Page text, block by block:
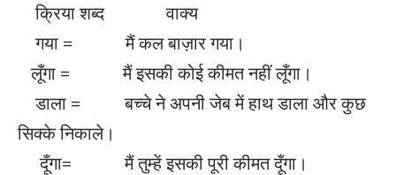
क्रिया शब्द वाक्य
गया = मैं कल बाज़ार गया।
लूँगा = मैं इसकी कोई कीमत नहीं लूँगा।
डाला = बच्चे ने अपनी जेब में हाथ डाला और कुछ
सिक्के निकाले।
दूँगा= मैं तुम्हें इसकी पूरी कीमत दूँगा।